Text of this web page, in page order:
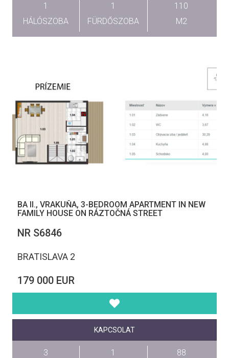
1
HÁLÓSZOBA
1
FÜRDŐSZOBA
110
M2
BA II., VRAKUŇA, 3-BEDROOM APARTMENT IN NEW
FAMILY HOUSE ON RÁZTOČNÁ STREET
NR S6846
BRATISLAVA 2
179 000 EUR
KAPCSOLAT
3
1
88